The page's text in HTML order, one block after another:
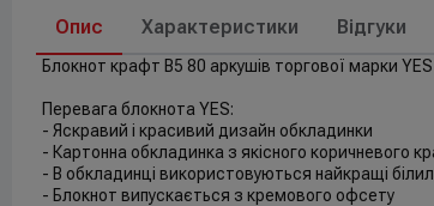
Опис Характеристики Відгуки
Блокнот крафт В5 80 аркушів торгової марки YES
Перевага блокнота YES:
- Яскравий і красивий дизайн обкладинки
- Картонна обкладинка з якісного коричневого
- В обкладинці використовуються найкращі
- Блокнот випускається з кремового офсету